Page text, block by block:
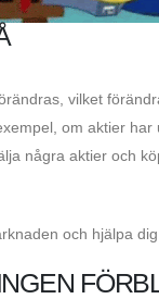
vilket
om aktier
några aktier och
och hjälpa